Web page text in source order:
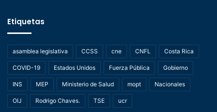
Etiquetas
asamblea legislativa CCSS cne CNFL Costa Rica
COVID-19 Estados Unidos Fuerza Pública Gobierno
INS MEP Ministerio de Salud mopt Nacionales
OIJ Rodrigo Chaves. TSE ucr